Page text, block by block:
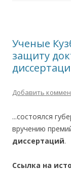
Ученые
защиту
Добавить
...состоялся
вручению
диссертаций.
Ссылка на